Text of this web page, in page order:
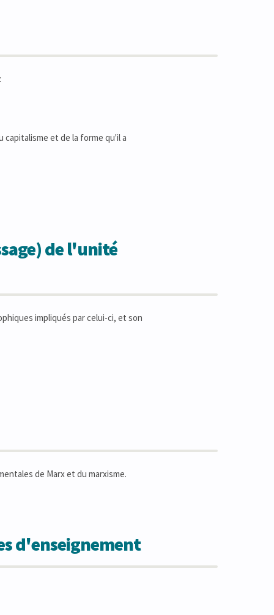
et de la forme qu'il a
de l'unité
impliqués par celui-ci, et son
de Marx et du marxisme.
d'enseignement